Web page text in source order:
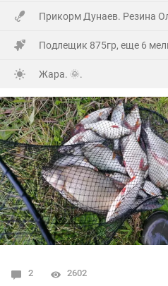
Прикорм Дунаев. Резина
Подлещик 875гр, еще 6
Жара. 🌞.
2 2602